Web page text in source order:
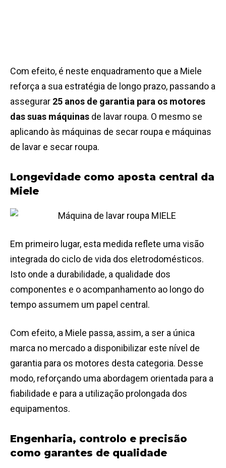
Com efeito, é neste enquadramento que a Miele
reforça a sua estratégia de longo prazo, passando a
assegurar 25 anos de garantia para os motores
das suas máquinas de lavar roupa. O mesmo se
aplicando às máquinas de secar roupa e máquinas
de lavar e secar roupa.
Longevidade como aposta central da
Miele
Em primeiro lugar, esta medida reflete uma visão
integrada do ciclo de vida dos eletrodomésticos.
Isto onde a durabilidade, a qualidade dos
componentes e o acompanhamento ao longo do
tempo assumem um papel central.
Com efeito, a Miele passa, assim, a ser a única
marca no mercado a disponibilizar este nível de
garantia para os motores desta categoria. Desse
modo, reforçando uma abordagem orientada para a
fiabilidade e para a utilização prolongada dos
equipamentos.
Engenharia, controlo e precisão
como garantes de qualidade